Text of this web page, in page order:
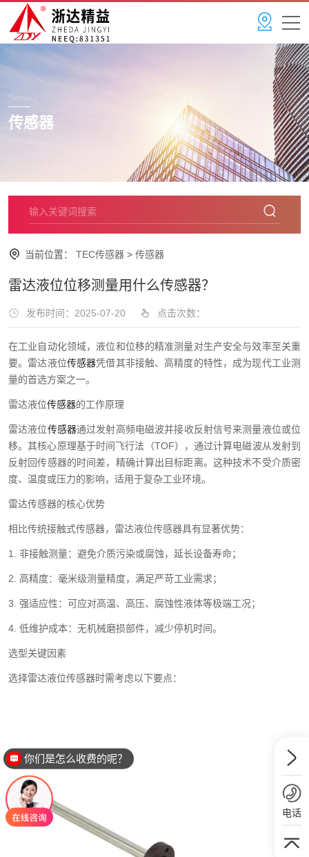
Sensor
传感器
当前位置： TEC传感器 > 传感器
雷达液位位移测量用什么传感器？​
发布时间：2025-07-20 点击次数：
在工业自动化领域，液位和位移的精准测量对生产安全与效率至关重
要。雷达液位传感器凭借其非接触、高精度的特性，成为现代工业测
量的首选方案之一。
雷达液位传感器的工作原理
雷达液位传感器通过发射高频电磁波并接收反射信号来测量液位或位
移。其核心原理基于时间飞行法（TOF），通过计算电磁波从发射到
反射回传感器的时间差，精确计算出目标距离。这种技术不受介质密
度、温度或压力的影响，适用于复杂工业环境。
雷达传感器的核心优势
相比传统接触式传感器，雷达液位传感器具有显著优势：
1. 非接触测量：避免介质污染或腐蚀，延长设备寿命；
2. 高精度：毫米级测量精度，满足严苛工业需求；
3. 强适应性：可应对高温、高压、腐蚀性液体等极端工况；
4. 低维护成本：无机械磨损部件，减少停机时间。
选型关键因素
选择雷达液位传感器时需考虑以下要点：
电话
你们是怎么收费的呢？